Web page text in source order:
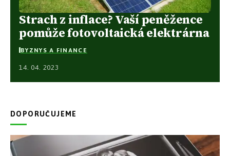
Strach z inflace? Vaší peněžence
pomůže fotovoltaická elektrárna
BYZNYS A FINANCE
14. 04. 2023
DOPORUČUJEME